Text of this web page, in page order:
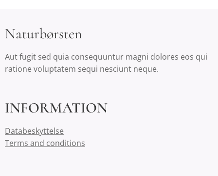
Naturbørsten
Aut fugit sed quia consequuntur magni dolores eos qui
ratione voluptatem sequi nesciunt neque.
INFORMATION
Databeskyttelse
Terms and conditions